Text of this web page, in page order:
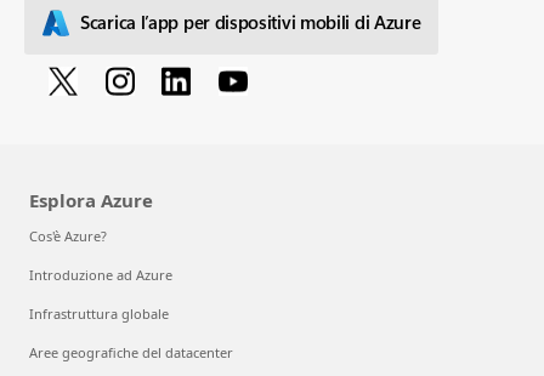
Scarica l’app per dispositivi mobili di Azure
Esplora Azure
Cos'è Azure?
Introduzione ad Azure
Infrastruttura globale
Aree geografiche del datacenter